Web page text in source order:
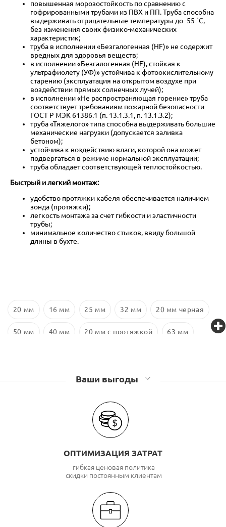
повышенная морозостойкость по сравнению с
гофрированными трубами из ПВХ и ПП. Труба способна
выдерживать отрицательные температуры до -55 ˚С,
без изменения своих физико-механических
характеристик;
труба в исполнении «Безгалогенная (HF)» не содержит
вредных для здоровья веществ;
в исполнении «Безгалогенная (HF), стойкая к
ультрафиолету (УФ)» устойчива к фотоокислительному
старению (эксплуатация на открытом воздухе при
воздействии прямых солнечных лучей);
в исполнении «Не распространяющая горение» труба
соответствует требованиям пожарной безопасности
ГОСТ Р МЭК 61386.1 (п. 13.1.3.1, п. 13.1.3.2);
труба «Тяжелого» типа способна выдерживать большие
механические нагрузки (допускается заливка
бетоном);
устойчива к воздействию влаги, которой она может
подвергаться в режиме нормальной эксплуатации;
труба обладает соответствующей теплостойкостью.
Быстрый и легкий монтаж:
удобство протяжки кабеля обеспечивается наличием
зонда (протяжки);
легкость монтажа за счет гибкости и эластичности
трубы;
минимальное количество стыков, ввиду большой
длины в бухте.
20 мм 16 мм 25 мм 32 мм 20 мм черная
50 мм 40 мм 20 мм с протяжкой 63 мм
Ваши выгоды
ОПТИМИЗАЦИЯ ЗАТРАТ
гибкая ценовая политика
скидки постоянным клиентам